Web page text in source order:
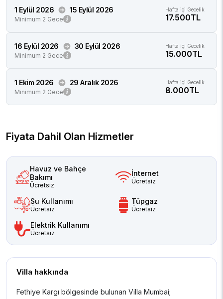
1 Eylül 2026 15 Eylül 2026
Minimum 2 Gece
Hafta içi Gecelik
17.500TL
16 Eylül 2026 30 Eylül 2026
Minimum 2 Gece
Hafta içi Gecelik
15.000TL
1 Ekim 2026 29 Aralık 2026
Minimum 2 Gece
Hafta içi Gecelik
8.000TL
Fiyata Dahil Olan Hizmetler
Havuz ve Bahçe
Bakımı
Ücretsiz
İnternet
Ücretsiz
Su Kullanımı
Ücretsiz
Tüpgaz
Ücretsiz
Elektrik Kullanımı
Ücretsiz
Villa hakkında
Fethiye Kargı bölgesinde bulunan Villa Mumbai;